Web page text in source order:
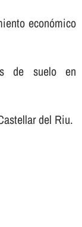
económico
de suelo en
del Riu.